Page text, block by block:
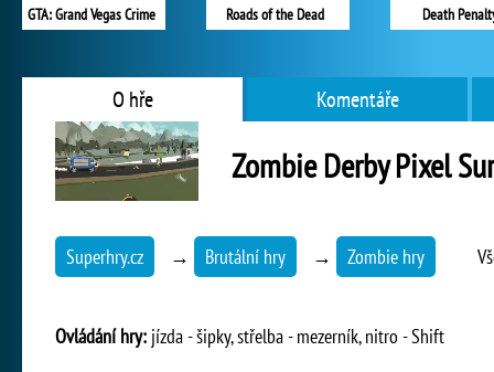
GTA: Grand Vegas Crime Roads of the Dead Death
O hře Komentáře
Zombie Derby Pixel
Superhry.cz → Brutální hry → Zombie hry
Ovládání hry: jízda - šipky, střelba - mezerník, nitro - Shift